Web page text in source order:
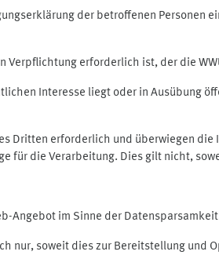
der betroffenen Personen
erforderlich ist, der die
Interesse liegt oder in Ausübung
Dritten erforderlich und überwiegen
für die Verarbeitung. Dies gilt nicht,
Angebot im Sinne der
nur, soweit dies zur Bereitstellung und